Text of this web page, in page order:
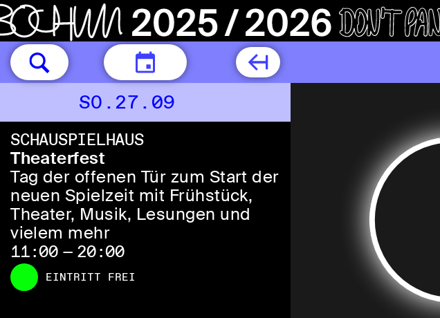
HEUTE
SO.27.09
SCHAUSPIELHAUS
Theaterfest
Tag der offenen Tür zum Start der
neuen Spielzeit mit Frühstück,
Theater, Musik, Lesungen und
vielem mehr
11:00 — 20:00
EINTRITT FREI